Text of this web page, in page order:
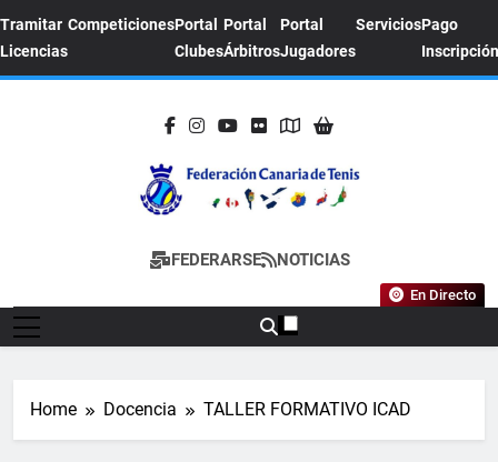
Tramitar
Licencias
CompeticionesPortal
Clubes
Portal
Árbitros
Portal
Jugadores
ServiciosPago
Inscripción
FEDERACION
CANARIA DE
TENIS
Sitio Oficial De La Federación Canaria De
FEDERARSE NOTICIAS
En Directo
Home Docencia TALLER FORMATIVO ICAD